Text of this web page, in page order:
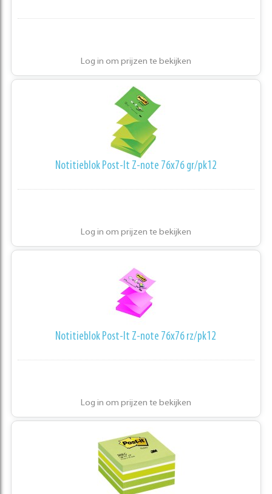
Log in om prijzen te bekijken
Notitieblok Post-It Z-note 76x76 gr/pk12
Log in om prijzen te bekijken
Notitieblok Post-It Z-note 76x76 rz/pk12
Log in om prijzen te bekijken